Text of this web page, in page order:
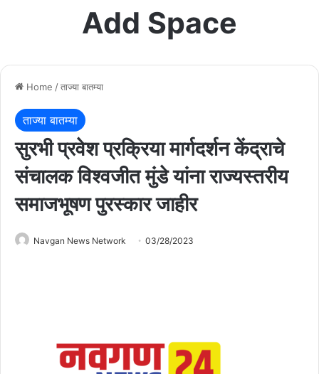
Add Space
Home /ताज्या बातम्या
ताज्या बातम्या
सुरभी प्रवेश प्रक्रिया मार्गदर्शन केंद्राचे
संचालक विश्वजीत मुंडे यांना राज्यस्तरीय
समाजभूषण पुरस्कार जाहीर
Navgan News Network 03/28/2023